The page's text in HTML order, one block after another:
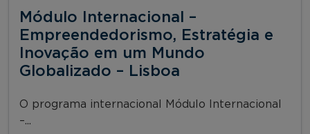
Módulo Internacional –
Empreendedorismo, Estratégia e
Inovação em um Mundo
Globalizado – Lisboa
O programa internacional Módulo Internacional
–...